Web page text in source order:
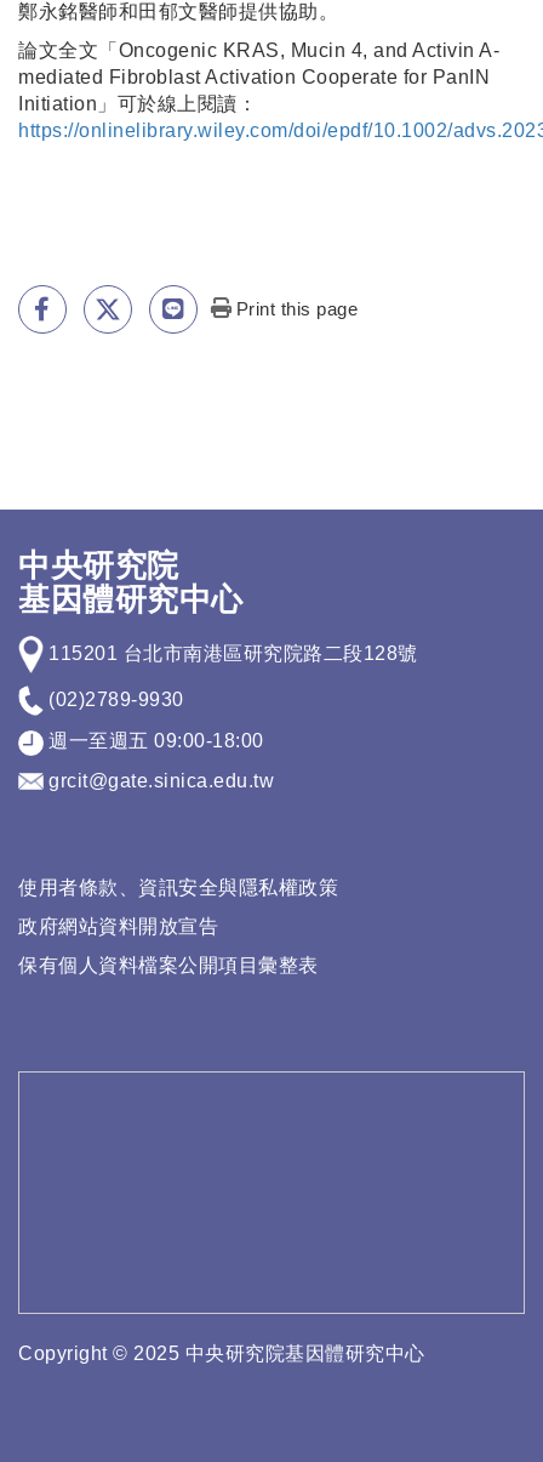
鄭永銘醫師和田郁文醫師提供協助。
論文全文「Oncogenic KRAS, Mucin 4, and Activin A-
mediated Fibroblast Activation Cooperate for PanIN
Initiation」可於線上閱讀：
https://onlinelibrary.wiley.com/doi/epdf/10.1002/
Print this page
中央研究院
基因體研究中心
115201 台北市南港區研究院路二段128號
(02)2789-9930
週一至週五 09:00-18:00
grcit@gate.sinica.edu.tw
使用者條款、資訊安全與隱私權政策
政府網站資料開放宣告
保有個人資料檔案公開項目彙整表
Copyright © 2025 中央研究院基因體研究中心